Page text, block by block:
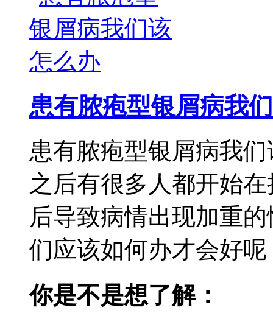
患有脓疱型银屑病我们
患有脓疱型银屑病我
之后有很多人都开始
后导致病情出现加重
们应该如何办才会好
你是不是想了解：